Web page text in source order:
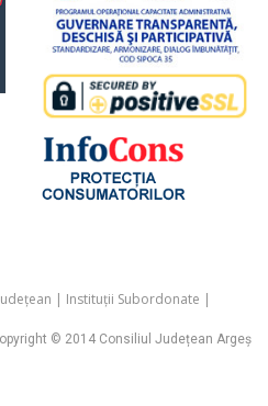
| Instituții Subordonate |
© 2014 Consiliul Județean Argeș